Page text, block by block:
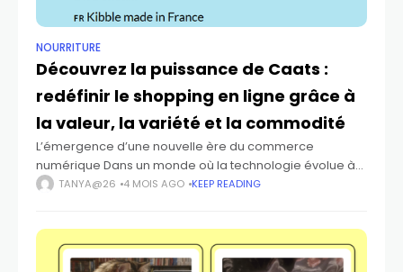
NOURRITURE
Découvrez la puissance de Caats :
redéfinir le shopping en ligne grâce à
la valeur, la variété et la commodité
L’émergence d’une nouvelle ère du commerce
numérique Dans un monde où la technologie évolue à
une vitesse impressionnante, les habitudes de
TANYA@26 4 MOIS AGO KEEP READING